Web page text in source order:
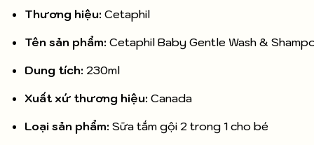
Thương hiệu: Cetaphil
Tên sản phẩm: Cetaphil Baby Gentle Wash &
Dung tích: 230ml
Xuất xứ thương hiệu: Canada
Loại sản phẩm: Sữa tắm gội 2 trong 1 cho bé